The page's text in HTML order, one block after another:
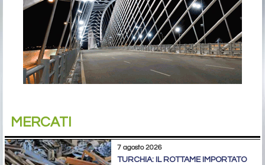
MERCATI
7 agosto 2026
TURCHIA: IL ROTTAME IMPORTATO